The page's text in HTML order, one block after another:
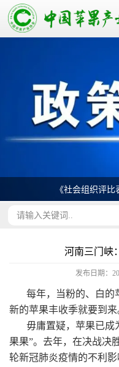
《社会组织评
河南三门峡
发布日期：
每年，当粉的、白的
新的苹果丰收季就要到来
毋庸置疑，苹果已成
果果”。去年，在决战决
轮新冠肺炎疫情的不利